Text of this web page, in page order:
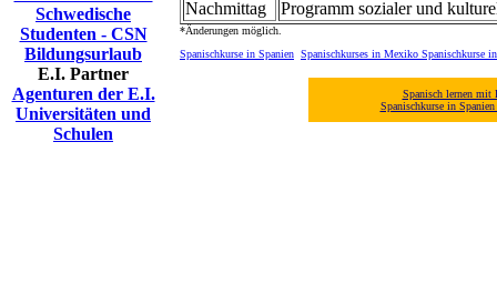
Schwedische
Studenten - CSN
Bildungsurlaub
E.I. Partner
Agenturen der E.I.
Universitäten und
Schulen
Nachmittag Programm sozialer und
*Änderungen möglich.
Spanischkurse in Spanien Spanischkurses in Mexiko Spanischkurse
Spanisch lernen mit
Spanischkurse in Spanien